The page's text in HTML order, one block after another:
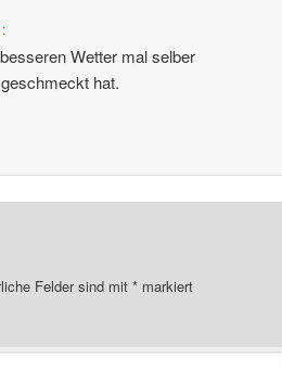
:
Wetter mal selber
hat.
Felder sind mit *markiert